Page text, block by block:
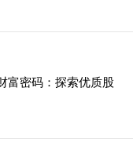
富密码：探索优质股